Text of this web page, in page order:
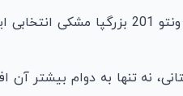
آیا به دنبال کتانی‌ای هستید که هم راحتی را به پاهای شما هدیه دهد و هم به استایل شما جلوه‌ای شیک و اسپرت ببخشد؟ اسپرت
نه تنها به دوام بیشتر آن